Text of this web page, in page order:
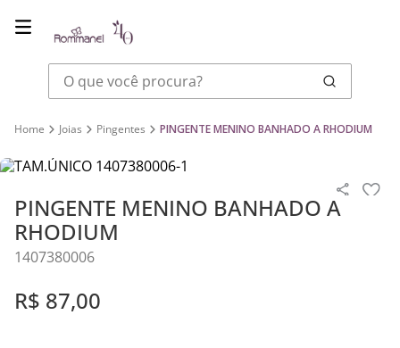
O que você procura?
Joias Pingentes PINGENTE MENINO BANHADO A RHODIUM
PINGENTE MENINO BANHADO A
RHODIUM
1407380006
R$ 87,00